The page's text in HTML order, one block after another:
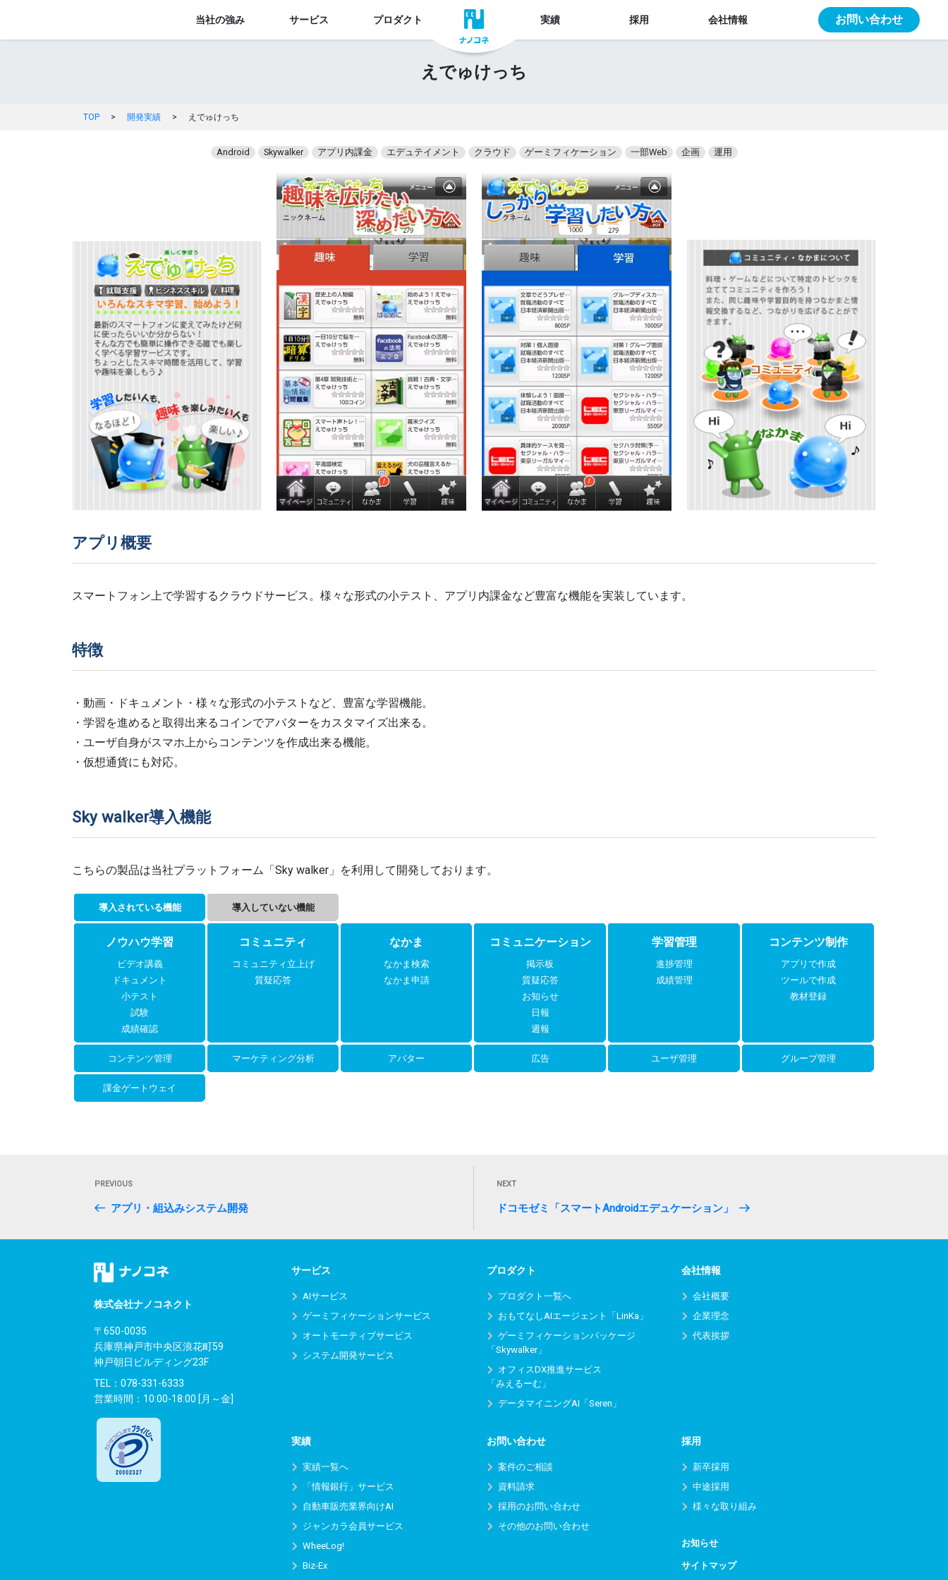
当社の強み サービス プロダクト 実績 採用 会社情報 お問い合わせ
えでゅけっち
TOP > 開発実績 > えでゅけっち
Android Skywalker アプリ内課金 エデュテイメント クラウド ゲーミフィケーション 一部Web 企画 運用
アプリ概要
スマートフォン上で学習するクラウドサービス。様々な形式の小テスト、アプリ内課金など豊富な機能を実装しています。
特徴
・動画・ドキュメント・様々な形式の小テストなど、豊富な学習機能。
・学習を進めると取得出来るコインでアバターをカスタマイズ出来る。
・ユーザ自身がスマホ上からコンテンツを作成出来る機能。
・仮想通貨にも対応。
Sky walker導入機能
こちらの製品は当社プラットフォーム「Sky walker」を利用して開発しております。
導入されている機能 導入していない機能
ノウハウ学習
ビデオ講義
ドキュメント
小テスト
試験
成績確認
コミュニティ
コミュニティ立上げ
質疑応答
なかま
なかま検索
なかま申請
コミュニケーション
掲示板
質疑応答
お知らせ
日報
週報
学習管理
進捗管理
成績管理
コンテンツ制作
アプリで作成
ツールで作成
教材登録
コンテンツ管理 マーケティング分析 アバター 広告 ユーザ管理 グループ管理
課金ゲートウェイ
ビ
ゲ
ョ
ン
Previous
Post
PREVIOUS
アプリ・組込みシステム開発
Next
Post
NEXT
ドコモゼミ「スマートAndroidエデュケーション」
株式会社ナノコネクト
〒650-0035
兵庫県神戸市中央区浪花町59
神戸朝日ビルディング23F
TEL： 078-331-6333
営業時間：10:00-18:00 [月～金]
サービス
AIサービス
ゲーミフィケーションサービス
オートモーティブサービス
システム開発サービス
プロダクト
プロダクト一覧へ
おもてなしAIエージェント「LinKa」
ゲーミフィケーションパッケージ
「Skywalker」
オフィスDX推進サービス
「みえるーむ」
データマイニングAI「Seren」
会社情報
会社概要
企業理念
代表挨拶
実績
実績一覧へ
「情報銀行」サービス
自動車販売業界向けAI
ジャンカラ会員サービス
WheeLog!
Biz-Ex
お問い合わせ
案件のご相談
資料請求
採用のお問い合わせ
その他のお問い合わせ
採用
新卒採用
中途採用
様々な取り組み
お知らせ
サイトマップ